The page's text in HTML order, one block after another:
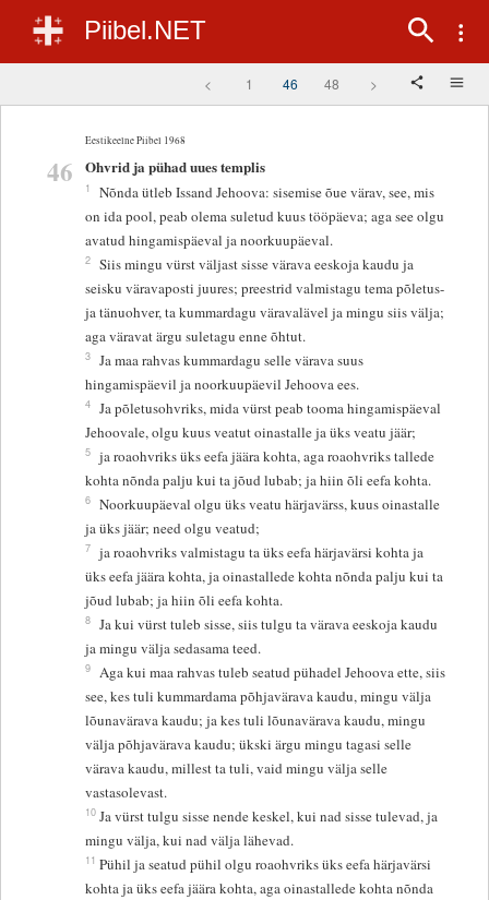
Piibel.NET
< 1 46 48 >
Eestikeelne Piibel 1968
46 Ohvrid ja pühad uues templis
1
Nõnda ütleb Issand Jehoova: sisemise õue värav, see, mis
on ida pool, peab olema suletud kuus tööpäeva; aga see olgu
avatud hingamispäeval ja noorkuupäeval.
2 Siis mingu vürst väljast sisse värava eeskoja kaudu ja
seisku väravaposti juures; preestrid valmistagu tema põletus-
ja tänuohver, ta kummardagu väravalävel ja mingu siis välja;
aga väravat ärgu suletagu enne õhtut.
3 Ja maa rahvas kummardagu selle värava suus
hingamispäevil ja noorkuupäevil Jehoova ees.
4 Ja põletusohvriks, mida vürst peab tooma hingamispäeval
Jehoovale, olgu kuus veatut oinastalle ja üks veatu jäär;
5 ja roaohvriks üks eefa jäära kohta, aga roaohvriks tallede
kohta nõnda palju kui ta jõud lubab; ja hiin õli eefa kohta.
6 Noorkuupäeval olgu üks veatu härjavärss, kuus oinastalle
ja üks jäär; need olgu veatud;
7 ja roaohvriks valmistagu ta üks eefa härjavärsi kohta ja
üks eefa jäära kohta, ja oinastallede kohta nõnda palju kui ta
jõud lubab; ja hiin õli eefa kohta.
8 Ja kui vürst tuleb sisse, siis tulgu ta värava eeskoja kaudu
ja mingu välja sedasama teed.
9 Aga kui maa rahvas tuleb seatud pühadel Jehoova ette, siis
see, kes tuli kummardama põhjavärava kaudu, mingu välja
lõunavärava kaudu; ja kes tuli lõunavärava kaudu, mingu
välja põhjavärava kaudu; ükski ärgu mingu tagasi selle
värava kaudu, millest ta tuli, vaid mingu välja selle
vastasolevast.
10 Ja vürst tulgu sisse nende keskel, kui nad sisse tulevad, ja
mingu välja, kui nad välja lähevad.
11 Pühil ja seatud pühil olgu roaohvriks üks eefa härjavärsi
kohta ja üks eefa jäära kohta, aga oinastallede kohta nõnda